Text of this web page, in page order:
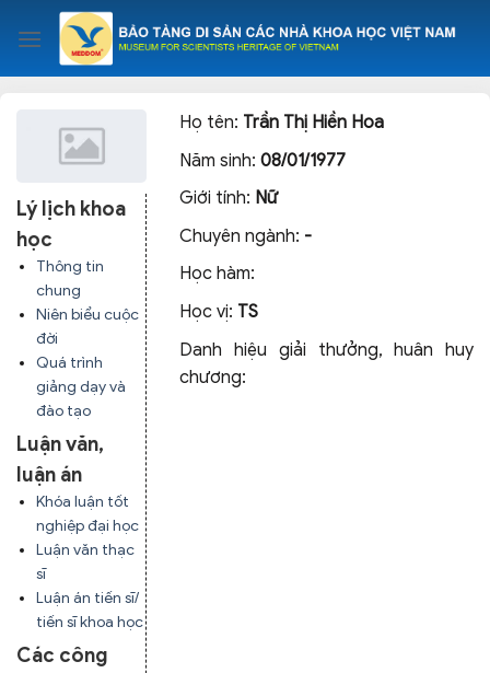
content
Lý lịch khoa
học
Thông tin
chung
Niên biểu cuộc
đời
Quá trình
giảng dạy và
đào tạo
Luận văn,
luận án
Khóa luận tốt
nghiệp đại học
Luận văn thạc
sĩ
Luận án tiến sĩ/
tiến sĩ khoa học
Các công
Họ tên: Trần Thị Hiền Hoa
Năm sinh:08/01/1977
Giới tính: Nữ
Chuyên ngành: -
Học hàm:
Học vị: TS
Danh hiệu giải thưởng, huân huy
chương: